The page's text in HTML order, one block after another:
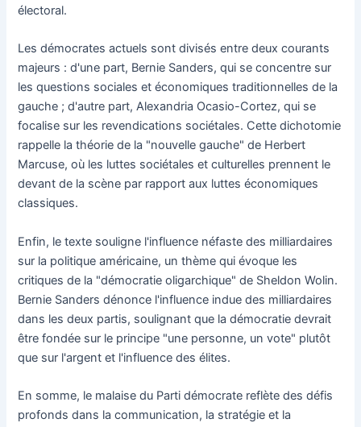
électoral.
Les démocrates actuels sont divisés entre deux courants
majeurs : d'une part, Bernie Sanders, qui se concentre sur
les questions sociales et économiques traditionnelles de la
gauche ; d'autre part, Alexandria Ocasio-Cortez, qui se
focalise sur les revendications sociétales. Cette dichotomie
rappelle la théorie de la "nouvelle gauche" de Herbert
Marcuse, où les luttes sociétales et culturelles prennent le
devant de la scène par rapport aux luttes économiques
classiques.
Enfin, le texte souligne l'influence néfaste des milliardaires
sur la politique américaine, un thème qui évoque les
critiques de la "démocratie oligarchique" de Sheldon Wolin.
Bernie Sanders dénonce l'influence indue des milliardaires
dans les deux partis, soulignant que la démocratie devrait
être fondée sur le principe "une personne, un vote" plutôt
que sur l'argent et l'influence des élites.
En somme, le malaise du Parti démocrate reflète des défis
profonds dans la communication, la stratégie et la